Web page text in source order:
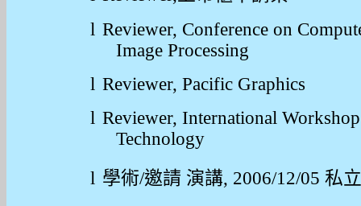
l Reviewer, Conference on
Image Processing
l Reviewer, Pacific Graphics
l Reviewer, International
Technology
l 學術/邀請 演講, 2006/12/05私